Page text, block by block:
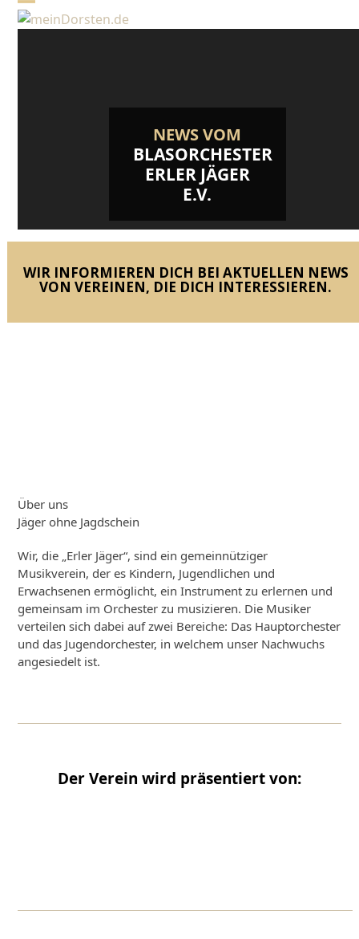
SkipOpen
Close
NEWS VOM
BLASORCHESTER
ERLER JÄGER
E.V.
WIR INFORMIEREN DICH BEI AKTUELLEN NEWS
VON VEREINEN, DIE DICH INTERESSIEREN.
Über uns
Jäger ohne Jagdschein
Wir, die „Erler Jäger“, sind ein gemeinnütziger
Musikverein, der es Kindern, Jugendlichen und
Erwachsenen ermöglicht, ein Instrument zu erlernen und
gemeinsam im Orchester zu musizieren. Die Musiker
verteilen sich dabei auf zwei Bereiche: Das Hauptorchester
und das Jugendorchester, in welchem unser Nachwuchs
angesiedelt ist.
Der Verein wird präsentiert von: